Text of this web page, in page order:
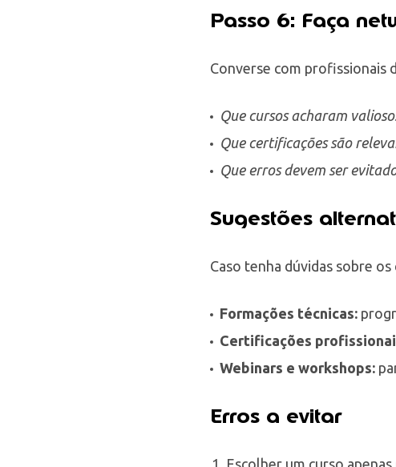
Passo 6: Faça
Converse com profissionais
Que cursos acharam
Que certificações são
Que erros devem ser
Sugestões
Caso tenha dúvidas sobre
Formações técnicas:
Certificações
Webinars e workshops:
Erros a evitar
Escolher um curso